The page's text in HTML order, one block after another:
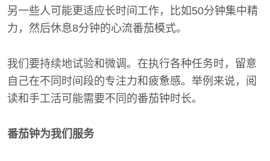
另一些人可能更适应长时间工作，比如50分钟集中精
力，然后休息8分钟的心流番茄模式。
我们要持续地试验和微调。在执行各种任务时，留意
自己在不同时间段的专注力和疲惫感。举例来说，阅
读和手工活可能需要不同的番茄钟时长。
番茄钟为我们服务